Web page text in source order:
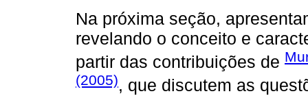
Na próxima seção,
revelando o conceito e
partir das contribuições de
(2005), que discutem as